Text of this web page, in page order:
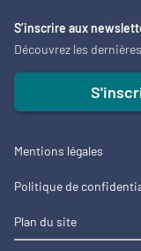
S’inscrire aux
Découvrez les
Mentions légales
Politique de
Plan du site